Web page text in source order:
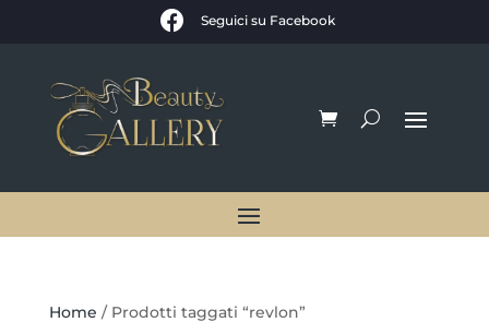
 Seguici su Facebook
Home / Prodotti taggati “revlon”